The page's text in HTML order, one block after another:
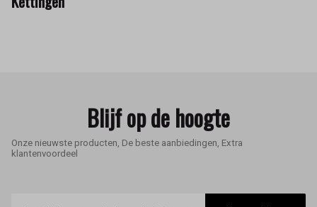
Blijf op de hoogte
Onze nieuwste producten, De beste aanbiedingen, Extra
klantenvoordeel